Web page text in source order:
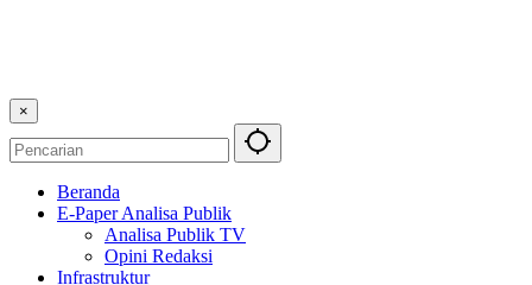
×
Beranda
E-Paper Analisa Publik
Analisa Publik TV
Opini Redaksi
Infrastruktur